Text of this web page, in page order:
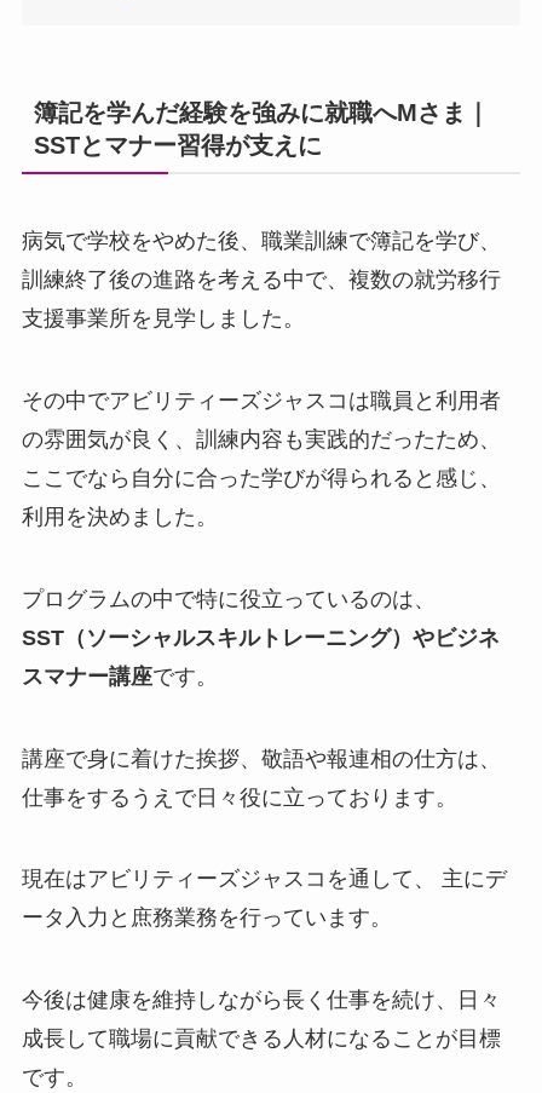
簿記を学んだ経験を強みに就職へMさま｜
SSTとマナー習得が支えに
病気で学校をやめた後、職業訓練で簿記を学び、
訓練終了後の進路を考える中で、複数の就労移行
支援事業所を見学しました。
その中でアビリティーズジャスコは職員と利用者
の雰囲気が良く、訓練内容も実践的だったため、
ここでなら自分に合った学びが得られると感じ、
利用を決めました。
プログラムの中で特に役立っているのは、
SST（ソーシャルスキルトレーニング）やビジネ
スマナー講座です。
講座で身に着けた挨拶、敬語や報連相の仕方は、
仕事をするうえで日々役に立っております。
現在はアビリティーズジャスコを通して、 主にデ
ータ入力と庶務業務を行っています。
今後は健康を維持しながら長く仕事を続け、日々
成長して職場に貢献できる人材になることが目標
です。